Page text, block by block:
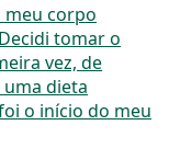
meu corpo
tomar o
vez, de
dieta
o início do meu